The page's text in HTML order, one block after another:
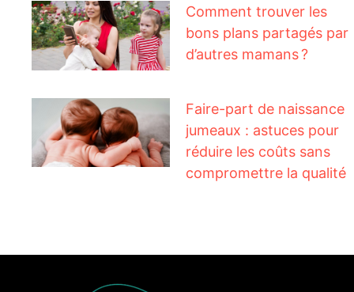
Comment trouver les
bons plans partagés par
d’autres mamans ?
Faire-part de naissance
jumeaux : astuces pour
réduire les coûts sans
compromettre la qualité